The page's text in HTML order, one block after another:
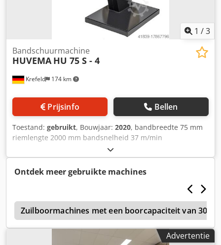
1 /3
Krefeld 174 km
Bandschuurmachine
HUVEMA HU 75 S - 4
Prijsinfo Bellen
Toestand: gebruikt, Bouwjaar: 2020, bandbreedte 75 mm
riemlengte 2000 mm bandsnelheid 37 m/min
Dcodpfsvblayex Aanek totaal benodigd vermogen 3 kW
Machinegewicht ca. 0,11 t Ruimtebehoefte ca. 1x0,5x1 m
demonstratiemodel, zelden gebruikt
Ontdek meer gebruikte machines
Zuilboormachines met een boorcapaciteit van 30-
Advertentie